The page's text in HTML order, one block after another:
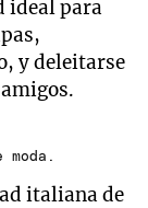
ideal para
y deleitarse
italiana de